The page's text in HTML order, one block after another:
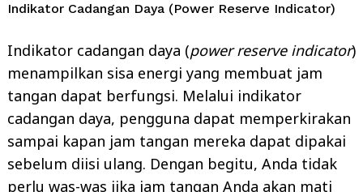
Indikator Cadangan Daya (Power Reserve Indicator)
Indikator cadangan daya (power reserve indicator)
menampilkan sisa energi yang membuat jam
tangan dapat berfungsi. Melalui indikator
cadangan daya, pengguna dapat memperkirakan
sampai kapan jam tangan mereka dapat dipakai
sebelum diisi ulang. Dengan begitu, Anda tidak
perlu was-was jika jam tangan Anda akan mati